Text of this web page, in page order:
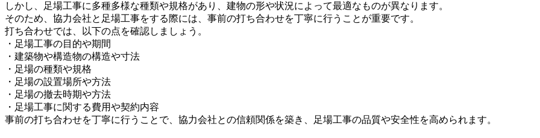
しかし、足場工事に多種多様な種類や規格があり、建物の形や状況によって最適なものが異なります。
そのため、協力会社と足場工事をする際には、事前の打ち合わせを丁寧に行うことが重要です。
打ち合わせでは、以下の点を確認しましょう。
・足場工事の目的や期間
・建築物や構造物の構造や寸法
・足場の種類や規格
・足場の設置場所や方法
・足場の撤去時期や方法
・足場工事に関する費用や契約内容
事前の打ち合わせを丁寧に行うことで、協力会社との信頼関係を築き、足場工事の品質や安全性を高められます。